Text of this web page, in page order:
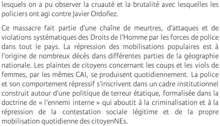
lesquels on a pu observer la cruauté et la brutalité avec lesquelles les
policiers ont agi contre Javier Ordoñez.
Ce massacre fait partie d’une chaîne de meurtres, d’attaques et de
violations systématiques des Droits de l’Homme par les forces de police
dans tout le pays. La répression des mobilisations populaires est à
l’origine de nombreux décès dans différentes parties de la géographie
nationale. Les plaintes de citoyens concernant les coups et les viols de
femmes, par les mêmes CAI, se produisent quotidiennement. La police
et son comportement répressif s’inscrivent dans un cadre institutionnel
construit autour d’une politique de terreur étatique, formalisée dans la
doctrine de « l’ennemi interne » qui aboutit à la criminalisation et à la
répression de la contestation sociale légitime et de la propre
mobilisation quotidienne des citoyenNEs.